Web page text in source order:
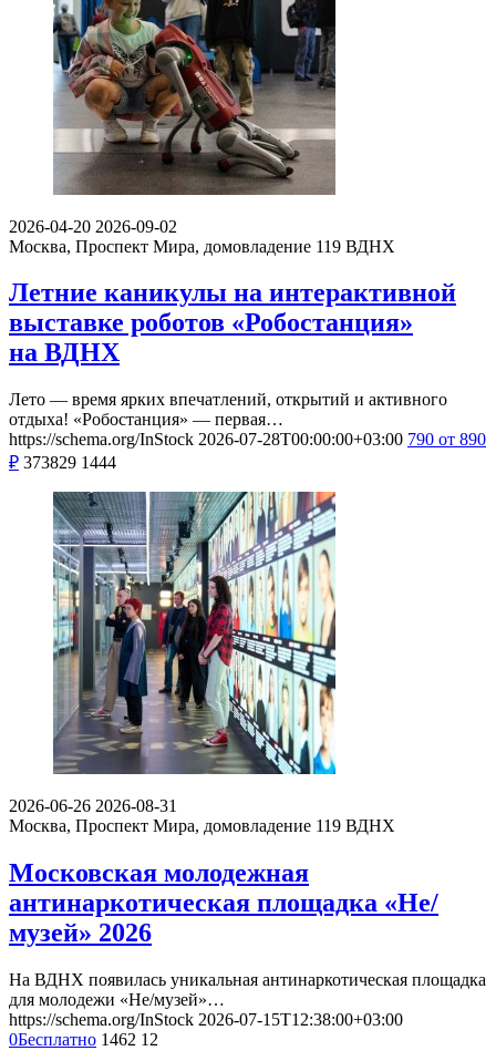
2026-04-20 2026-09-02
Москва, Проспект Мира, домовладение 119 ВДНХ
Летние каникулы на интерактивной
выставке роботов «Робостанция»
на ВДНХ
Лето — время ярких впечатлений, открытий и активного
отдыха! «Робостанция» — первая…
https://schema.org/InStock 2026-07-28T00:00:00+03:00 790 от 890
₽ 373829 1444
2026-06-26 2026-08-31
Москва, Проспект Мира, домовладение 119 ВДНХ
Московская молодежная
антинаркотическая площадка «Не/
музей» 2026
На ВДНХ появилась уникальная антинаркотическая площадка
для молодежи «Не/музей»…
https://schema.org/InStock 2026-07-15T12:38:00+03:00
0Бесплатно 1462 12